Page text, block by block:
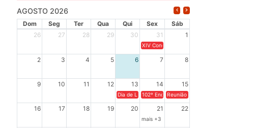
AGOSTO 2026
Dom Seg Ter Qua Qui Sex
Sáb
26
27 28 29 30 31 1
XIV Congresso Brasileiro de
2 3 4 5 6 7 8
9 10 11 12 13 14 15
Dia de Luta em Defesa de Cuba e da Soberania dos
102º Encontro da Regional Leste, “Em terra
Reunião GTPE.
16 17 18 19 20 21 22
mais +3